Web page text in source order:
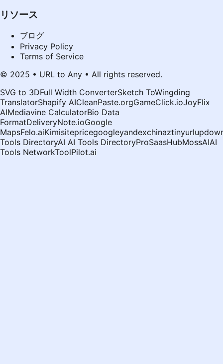
リソース
ブログ
Privacy Policy
Terms of Service
© 2025 • URL to Any • All rights reserved.
SVG to 3DFull Width ConverterSketch ToWingding
TranslatorShapify AICleanPaste.orgGameClick.ioJoyFlix
AIMediavine CalculatorBio Data
FormatDeliveryNote.ioGoogle
MapsFelo.aiKimisitepricegoogleyandexchinaztinyurl
Tools DirectoryAI AI Tools DirectoryProSaasHubMossAIAI
Tools NetworkToolPilot.ai